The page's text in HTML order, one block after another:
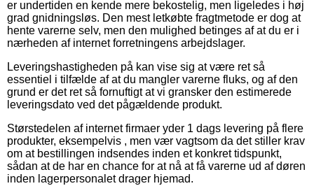
er undertiden en kende mere bekostelig, men ligeledes i høj
grad gnidningsløs. Den mest letkøbte fragtmetode er dog at
hente varerne selv, men den mulighed betinges af at du er i
nærheden af internet forretningens arbejdslager.
Leveringshastigheden på kan vise sig at være ret så
essentiel i tilfælde af at du mangler varerne fluks, og af den
grund er det ret så fornuftigt at vi gransker den estimerede
leveringsdato ved det pågældende produkt.
Størstedelen af internet firmaer yder 1 dags levering på flere
produkter, eksempelvis , men vær vagtsom da det stiller krav
om at bestillingen indsendes inden et konkret tidspunkt,
sådan at de har en chance for at nå at få varerne ud af døren
inden lagerpersonalet drager hjemad.